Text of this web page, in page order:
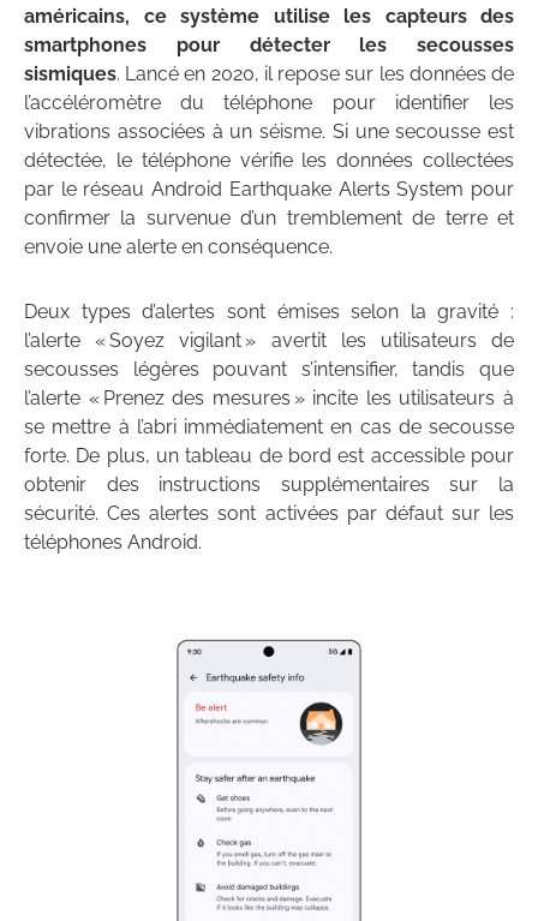
américains,
ce système utilise les capteurs des
smartphones pour détecter les secousses
sismiques. Lancé en 2020, il repose sur les données de
l’accéléromètre du téléphone pour identifier les
vibrations associées à un séisme. Si une secousse est
détectée, le téléphone vérifie les données collectées
par le réseau Android Earthquake Alerts System pour
confirmer la survenue d’un tremblement de terre et
envoie une alerte en conséquence.
Deux types d’alertes sont émises selon la gravité :
l’alerte « Soyez vigilant » avertit les utilisateurs de
secousses légères pouvant s’intensifier, tandis que
l’alerte « Prenez des mesures » incite les utilisateurs à
se mettre à l’abri immédiatement en cas de secousse
forte. De plus, un tableau de bord est accessible pour
obtenir des instructions supplémentaires sur la
sécurité. Ces alertes sont activées par défaut sur les
téléphones Android.